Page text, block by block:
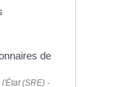
de
(SRE) -